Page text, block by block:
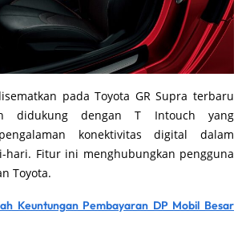
pada Toyota GR Supra terbaru
didukung dengan T Intouch yang
konektivitas digital dalam
hari. Fitur ini menghubungkan pengguna
Toyota.
Keuntungan Pembayaran DP Mobil Besar